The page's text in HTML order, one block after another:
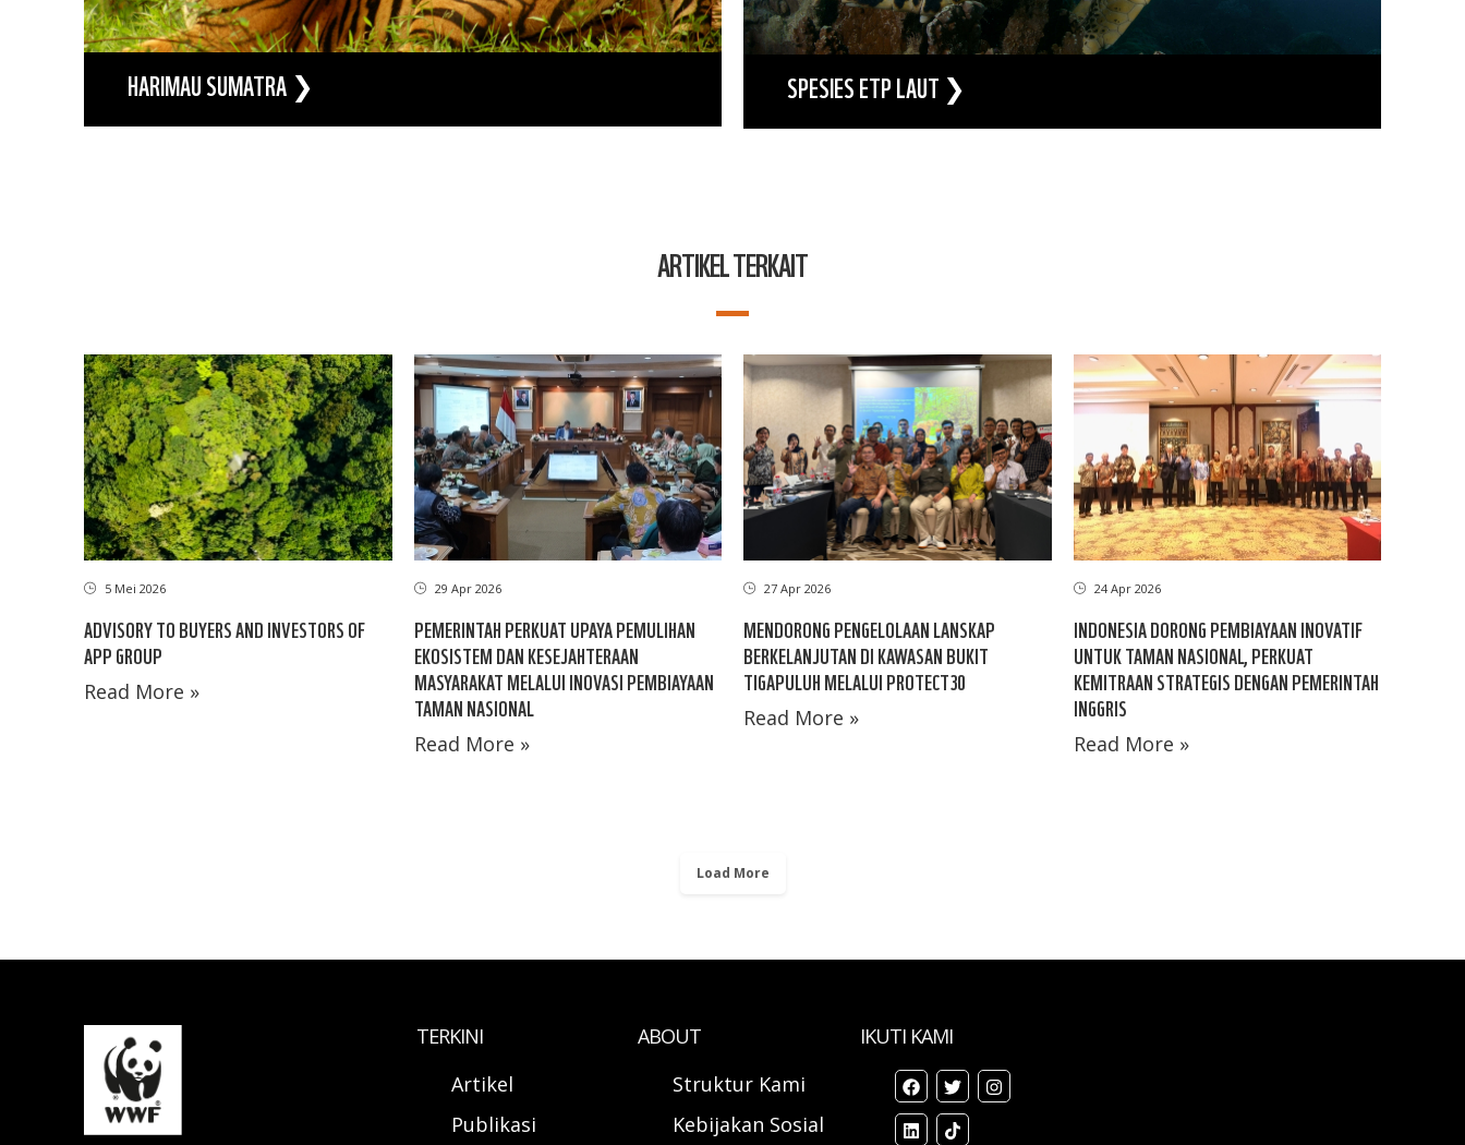
HARIMAU SUMATRA ❯ SPESIES ETP LAUT ❯
ARTIKEL TERKAIT
5 Mei 2026
ADVISORY TO BUYERS AND INVESTORS OF
APP GROUP
Read More »
29 Apr 2026
PEMERINTAH PERKUAT UPAYA PEMULIHAN
EKOSISTEM DAN KESEJAHTERAAN
MASYARAKAT MELALUI INOVASI PEMBIAYAAN
TAMAN NASIONAL
Read More »
27 Apr 2026
MENDORONG PENGELOLAAN LANSKAP
BERKELANJUTAN DI KAWASAN BUKIT
TIGAPULUH MELALUI PROTECT30
Read More »
24 Apr 2026
INDONESIA DORONG PEMBIAYAAN INOVATIF
UNTUK TAMAN NASIONAL, PERKUAT
KEMITRAAN STRATEGIS DENGAN PEMERINTAH
INGGRIS
Read More »
Load More
TERKINI
Artikel
Publikasi
ABOUT
Struktur Kami
Kebijakan Sosial
IKUTI KAMI